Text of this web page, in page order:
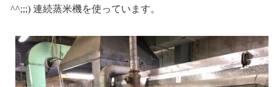
^^;;;) 連続蒸米機を使っています。